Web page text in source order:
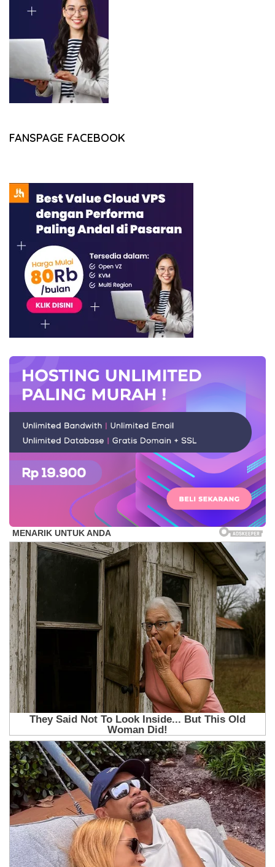
FANSPAGE FACEBOOK